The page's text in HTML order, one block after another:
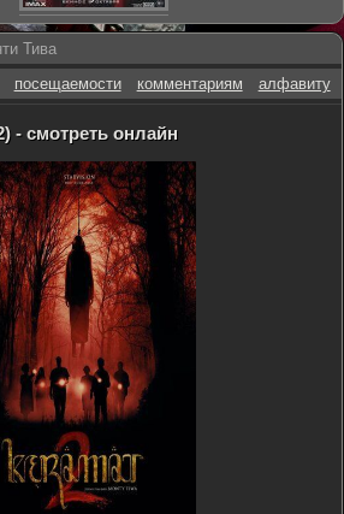
Тива
посещаемости комментариям алфавиту
- смотреть онлайн